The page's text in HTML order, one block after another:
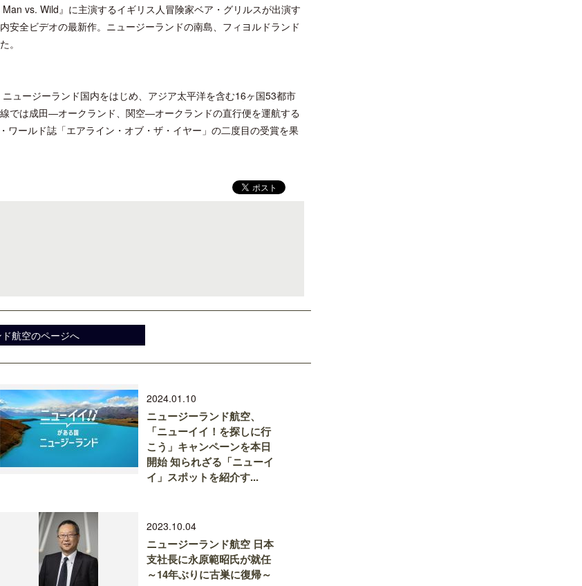
vs. Wild』に主演するイギリス人冒険家ベア・グリルスが出演す
安全ビデオの最新作。ニュージーランドの南島、フィヨルドランド
。
ュージーランド国内をはじめ、アジア太平洋を含む16ヶ国53都市
では成田―オークランド、関空―オークランドの直行便を運航する
ールド誌「エアライン・オブ・ザ・イヤー」の二度目の受賞を果
航空のページへ
2024.01.10
ニュージーランド航空、
「ニューイイ！を探しに行
こう」キャンペーンを本日
開始 知られざる「ニューイ
イ」スポットを紹介す...
2023.10.04
ニュージーランド航空 日本
支社長に永原範昭氏が就任
～14年ぶりに古巣に復帰～